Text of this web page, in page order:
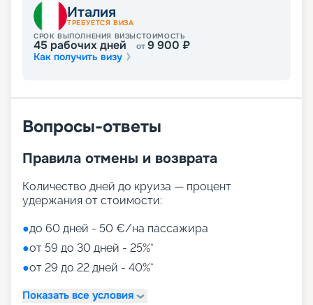
Развлечения на лайнере
Лайнер предлагает огромное разнообразие
На выбор представлены такие пространства:
релаксационный комплекс только для взрослых)
бассейнами, клубами, игровыми зонами)
для детей)
Aquapark (с открытыми игровыми
водными пушками, 3 водными горками с
эффектами виртуальной реальности)
мини-гольф и теннис
7 бассейнов
детский внутренний комплекс,
Италия
ТРЕБУЕТСЯ ВИЗА
СРОК ВЫПОЛНЕНИЯ ВИЗЫ
45 рабочих дней
СТОИМОСТЬ
от9 900 ₽
Как получить визу
Вопросы-ответы
Правила отмены и возврата
Количество дней до круиза — процент
удержания от стоимости:
●до 60 дней - 50 €/на пассажира
●от 59 до 30 дней - 25%*
●от 29 до 22 дней - 40%*
Показать все условия